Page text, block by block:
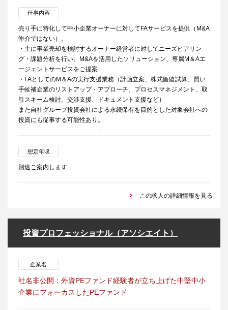
仕事内容
売り手に特化して中小企業オーナーに対してFAサービスを提供（M&A
仲介ではない）。
・主に事業売却を検討するオーナー経営者に対してニーズヒアリン
グ・課題分析を行い、M&Aを活用したソリューション、専属M＆Aエ
ージェントサービスをご提案
・FAとしてのM＆Aの実行支援業務（計画立案、株式価値試算、買い
手候補企業のリストアップ・アプローチ、プロセスマネジメント、取
引スキーム検討、交渉支援、ドキュメント支援など）
また自社グループ投資会社による永続保有を目的とした対象会社への
投資にも従事する可能性あり。
想定年収
別途ご案内します
この求人の詳細情報を見る
投資プロフェッショナル（アソシエイト）
企業名
社名非公開：外資PEファンド経験者が立ち上げた中堅中小
企業にフォーカスしたPEファンド